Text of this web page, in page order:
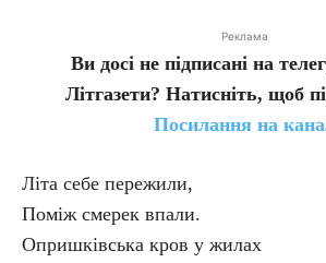
Реклама
Ви досі не підписані на
Літгазети? Натисніть, щоб
Посилання на
Літа себе пережили,
Поміж смерек впали.
Опришківська кров у жилах